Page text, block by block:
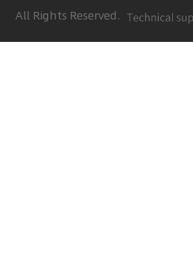
All Rights Reserved.